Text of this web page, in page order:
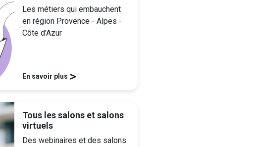
Les métiers qui embauchent
en région Provence - Alpes -
Côte d'Azur
En savoir plus >
Tous les salons et salons
virtuels
Des webinaires et des salons